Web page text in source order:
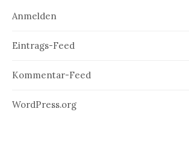
Anmelden
Eintrags-Feed
Kommentar-Feed
WordPress.org